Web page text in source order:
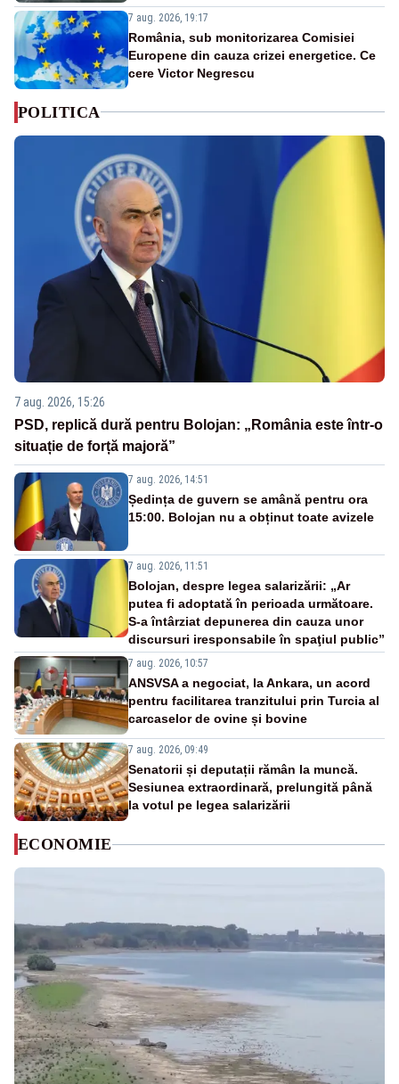
7 aug. 2026, 19:17
România, sub monitorizarea Comisiei
Europene din cauza crizei energetice. Ce
cere Victor Negrescu
POLITICA
7 aug. 2026, 15:26
PSD, replică dură pentru Bolojan: „România este într-o
situație de forță majoră”
7 aug. 2026, 14:51
Ședința de guvern se amână pentru ora
15:00. Bolojan nu a obținut toate avizele
7 aug. 2026, 11:51
Bolojan, despre legea salarizării: „Ar
putea fi adoptată în perioada următoare.
S-a întârziat depunerea din cauza unor
discursuri iresponsabile în spaţiul public”
7 aug. 2026, 10:57
ANSVSA a negociat, la Ankara, un acord
pentru facilitarea tranzitului prin Turcia al
carcaselor de ovine și bovine
7 aug. 2026, 09:49
Senatorii și deputații rămân la muncă.
Sesiunea extraordinară, prelungită până
la votul pe legea salarizării
ECONOMIE